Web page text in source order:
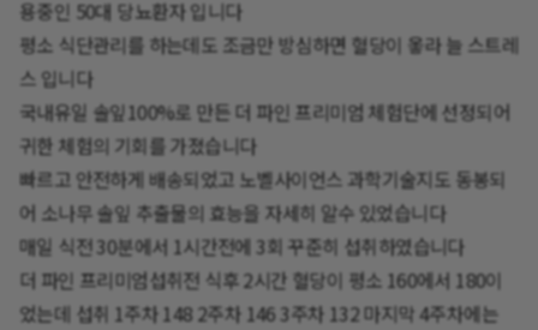
용중인 50대 당뇨환자 입니다
평소 식단관리를 하는데도 조금만 방심하면 혈당이 옿라 늘 스트레
스 입니다
국내유일 솔잎100%로 만든 더 파인 프리미엄 체험단에 선정되어
귀한 체험의 기회를 가졌습니다
빠르고 안전하게 배송되었고 노벨사이언스 과학기술지도 동봉되
어 소나무 솔잎 추출물의 효능을 자세히 알수 있었습니다
매일 식전 30분에서 1시간전에 3회 꾸준히 섭취하였습니다
더 파인 프리미엄섭취전 식후 2시간 혈당이 평소 160에서 180이
었는데 섭취 1주차 148 2주차 146 3주차 132 마지막 4주차에는